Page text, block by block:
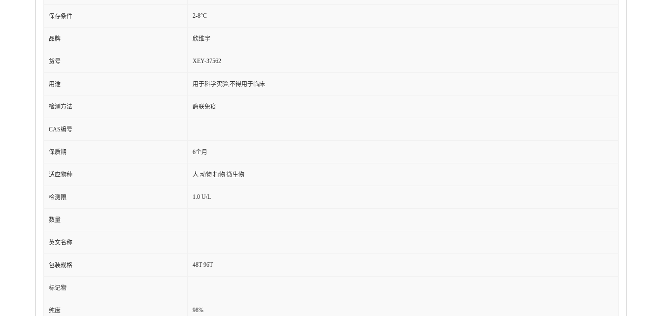
保存条件 2-8°C
品牌 欣维宇
货号 XEY-37562
用途 用于科学实验,不得用于临床
检测方法 酶联免疫
CAS编号
保质期 6个月
适应物种 人 动物 植物 微生物
检测限 1.0 U/L
数量
英文名称
包装规格 48T 96T
标记物
纯度 98%